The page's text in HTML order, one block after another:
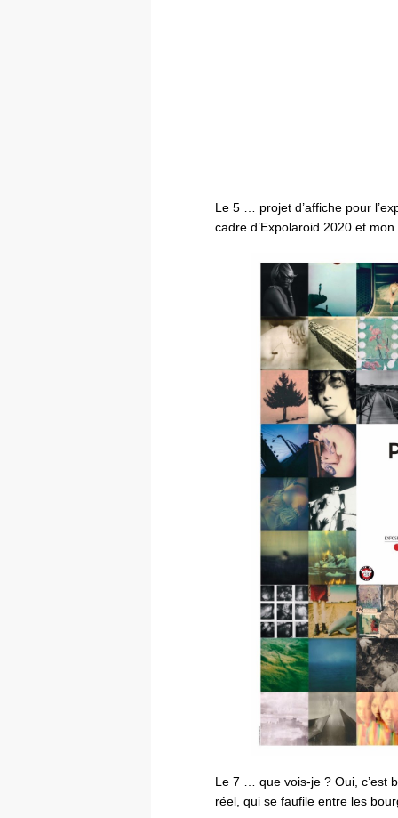
Le 5 … projet d’affiche pour
cadre d’Expolaroid 2020 et
Le 7 … que vois-je ? Oui, c’est
réel, qui se faufile entre les